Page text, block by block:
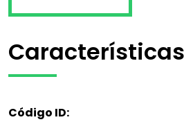
Características
Código ID: